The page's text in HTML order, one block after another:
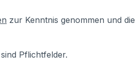
zur Kenntnis genommen und die
Pflichtfelder.